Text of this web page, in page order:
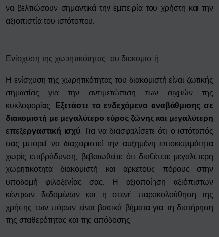
να βελτιώσουν σημαντικά την εμπειρία του χρήστη και την
αξιοπιστία του ιστότοπου.
Ενίσχυση της χωρητικότητας του διακομιστή
Η ενίσχυση της χωρητικότητας του διακομιστή είναι ζωτικής
σημασίας για την αντιμετώπιση των αιχμών της
κυκλοφορίας. Εξετάστε το ενδεχόμενο αναβάθμισης σε
διακομιστή με μεγαλύτερο εύρος ζώνης και μεγαλύτερη
επεξεργαστική ισχύ . Για να διασφαλίσετε ότι ο ιστότοπός
σας μπορεί να διαχειριστεί την αυξημένη επισκεψιμότητα
χωρίς επιβράδυνση, βεβαιωθείτε ότι διαθέτετε μεγαλύτερη
χωρητικότητα διακομιστή και αρκετούς πόρους στην
υποδομή φιλοξενίας σας. Η αξιοποίηση αξιόπιστων
κέντρων δεδομένων και η στενή παρακολούθηση της
χρήσης των πόρων είναι βασικά βήματα για τη διατήρηση
της σταθερότητας και της απόδοσης.